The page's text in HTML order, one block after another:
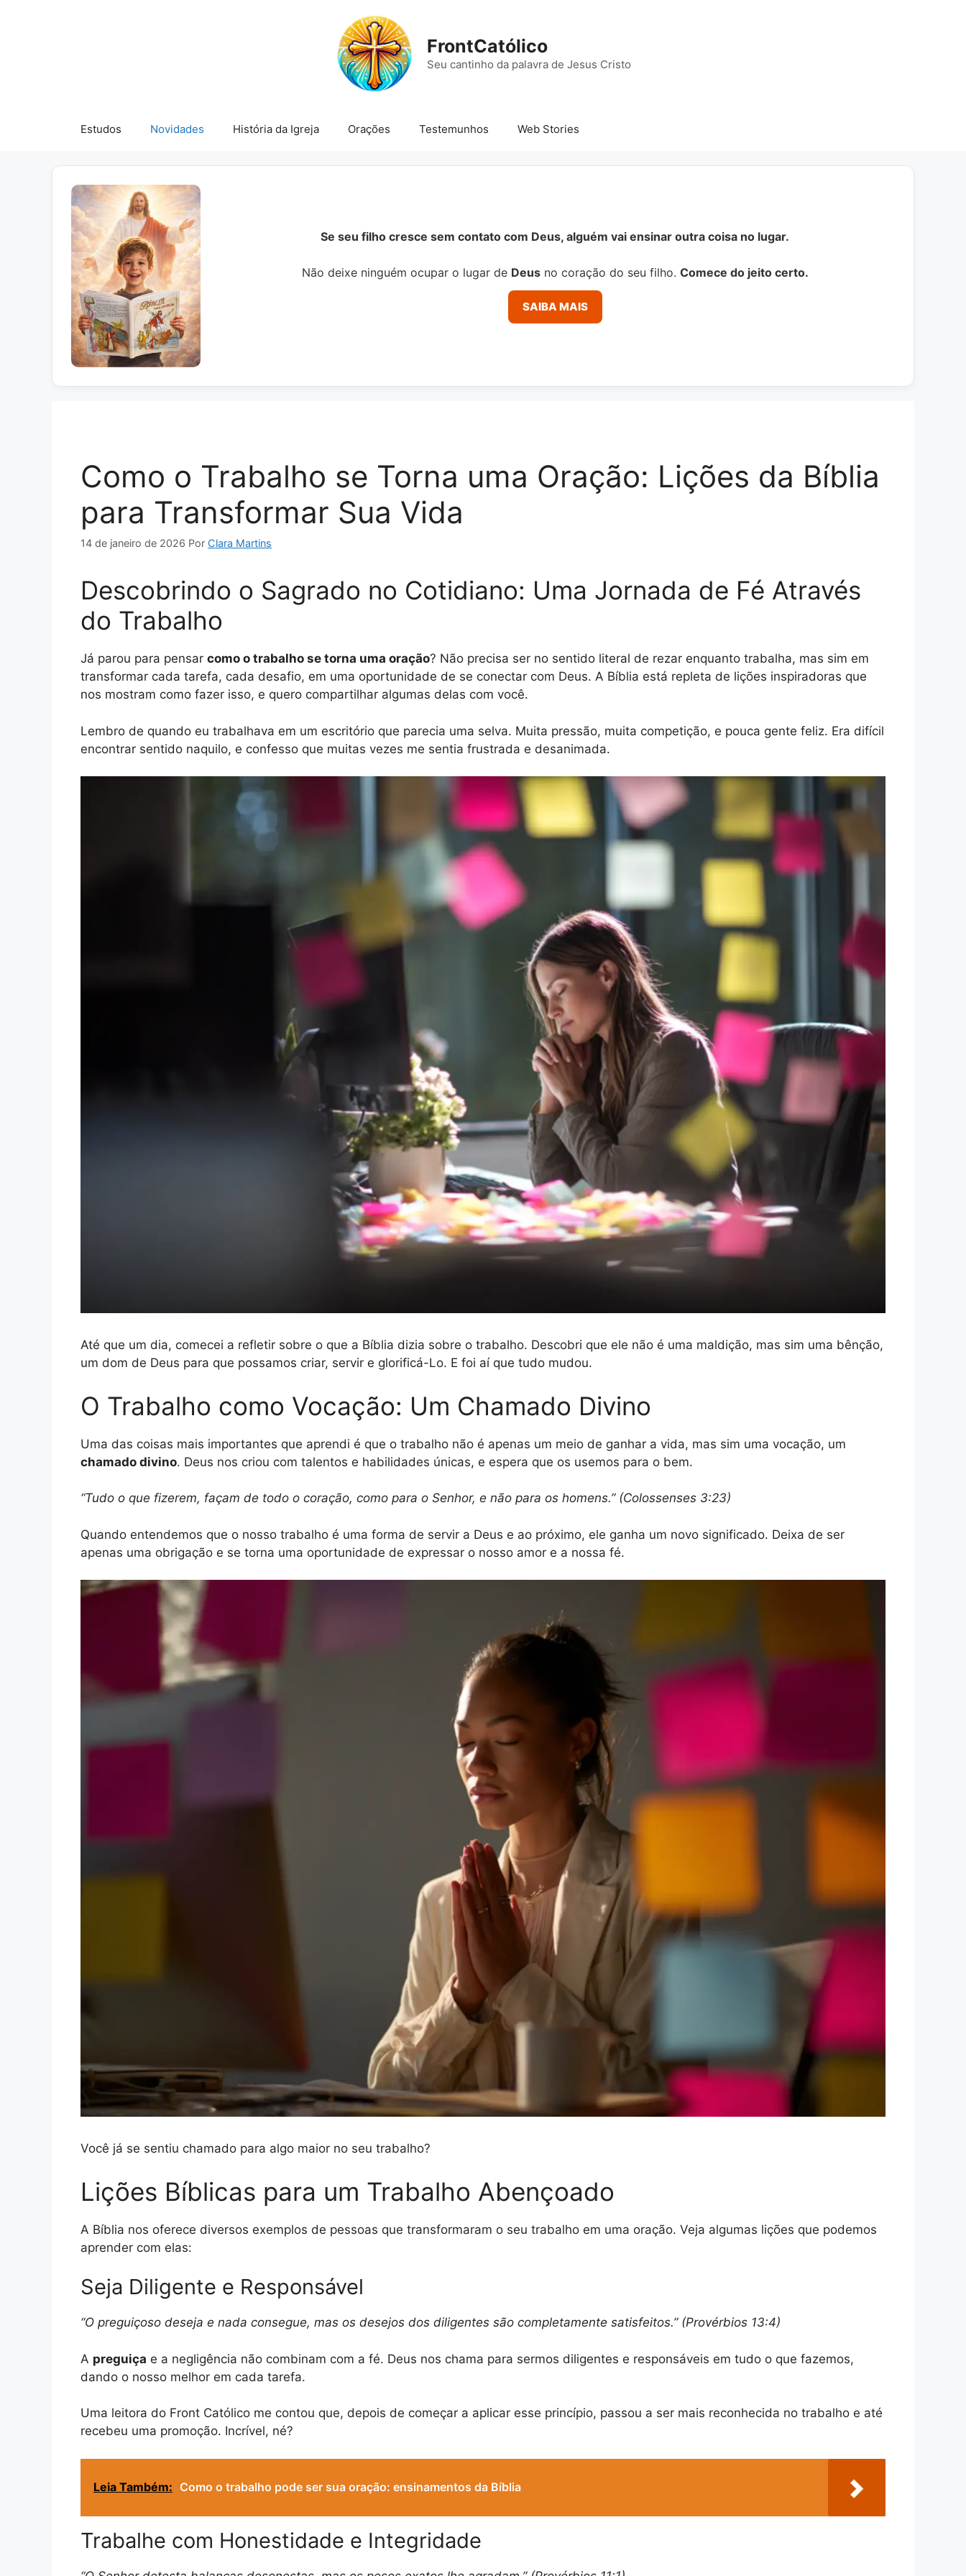
FrontCatólico
Seu cantinho da palavra de Jesus Cristo
Estudos Novidades História da Igreja Orações Testemunhos Web Stories
Se seu filho cresce sem contato com Deus, alguém vai ensinar outra coisa no lugar.
Não deixe ninguém ocupar o lugar de Deusno coração do seu filho. Comece do jeito certo.
SAIBA MAIS
Como o Trabalho se Torna uma Oração: Lições da Bíblia
para Transformar Sua Vida
14 de janeiro de 2026 Por Clara Martins
Descobrindo o Sagrado no Cotidiano: Uma Jornada de Fé Através
do Trabalho
Já parou para pensar como o trabalho se torna uma oração? Não precisa ser no sentido literal de rezar enquanto trabalha, mas sim em
transformar cada tarefa, cada desafio, em uma oportunidade de se conectar com Deus. A Bíblia está repleta de lições inspiradoras que
nos mostram como fazer isso, e quero compartilhar algumas delas com você.
Lembro de quando eu trabalhava em um escritório que parecia uma selva. Muita pressão, muita competição, e pouca gente feliz. Era difícil
encontrar sentido naquilo, e confesso que muitas vezes me sentia frustrada e desanimada.
Até que um dia, comecei a refletir sobre o que a Bíblia dizia sobre o trabalho. Descobri que ele não é uma maldição, mas sim uma bênção,
um dom de Deus para que possamos criar, servir e glorificá-Lo. E foi aí que tudo mudou.
O Trabalho como Vocação: Um Chamado Divino
Uma das coisas mais importantes que aprendi é que o trabalho não é apenas um meio de ganhar a vida, mas sim uma vocação, um
chamado divino. Deus nos criou com talentos e habilidades únicas, e espera que os usemos para o bem.
“Tudo o que fizerem, façam de todo o coração, como para o Senhor, e não para os homens.” (Colossenses 3:23)
Quando entendemos que o nosso trabalho é uma forma de servir a Deus e ao próximo, ele ganha um novo significado. Deixa de ser
apenas uma obrigação e se torna uma oportunidade de expressar o nosso amor e a nossa fé.
Você já se sentiu chamado para algo maior no seu trabalho?
Lições Bíblicas para um Trabalho Abençoado
A Bíblia nos oferece diversos exemplos de pessoas que transformaram o seu trabalho em uma oração. Veja algumas lições que podemos
aprender com elas:
Seja Diligente e Responsável
“O preguiçoso deseja e nada consegue, mas os desejos dos diligentes são completamente satisfeitos.” (Provérbios 13:4)
A preguiça e a negligência não combinam com a fé. Deus nos chama para sermos diligentes e responsáveis em tudo o que fazemos,
dando o nosso melhor em cada tarefa.
Uma leitora do Front Católico me contou que, depois de começar a aplicar esse princípio, passou a ser mais reconhecida no trabalho e até
recebeu uma promoção. Incrível, né?
Leia Também: Como o trabalho pode ser sua oração: ensinamentos da Bíblia
Trabalhe com Honestidade e Integridade